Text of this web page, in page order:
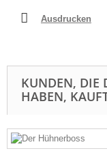
Ausdrucken
KUNDEN, DIE
HABEN,